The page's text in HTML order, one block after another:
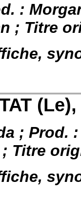
:
; Titre
; Prod.
Titre